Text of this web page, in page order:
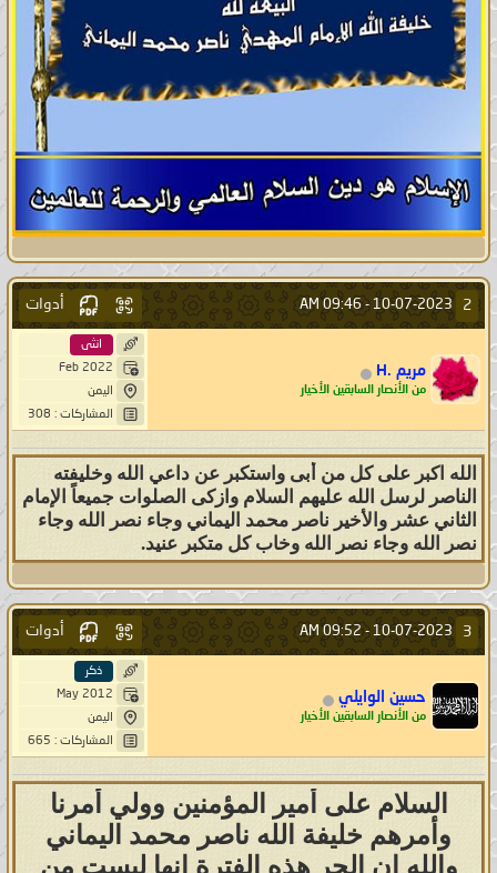
2
10-07-2023 -
09:46 AM أدوات
مريم .H
من الأنصار السابقين الأخيار
انثى
Feb 2022
اليمن
المشاركات : 308
الله اكبر على كل من أبى واستكبر عن داعي الله وخليفته
الناصر لرسل الله عليهم السلام وازكى الصلوات جميعاً الإمام
الثاني عشر والأخير ناصر محمد اليماني وجاء نصر الله وجاء
نصر الله وجاء نصر الله وخاب كل متكبر عنيد.
3
10-07-2023 -
09:52 AM أدوات
حسين الوايلي
من الأنصار السابقين الأخيار
ذكر
May 2012
اليمن
المشاركات : 665
السلام على أمير المؤمنين وولي أمرنا
وأمرهم خليفة الله ناصر محمد اليماني
والله ان الحر هذه الفترة انها ليست من